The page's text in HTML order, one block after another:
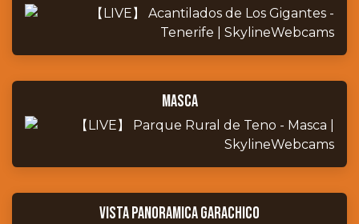
masca
Vista panoramica garachico